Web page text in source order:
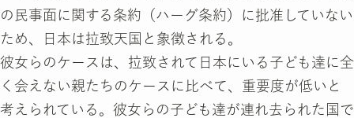
の民事面に関する条約（ハーグ条約）に批准していない
ため、日本は拉致天国と象徴される。
彼女らのケースは、拉致されて日本にいる子ども達に全
く会えない親たちのケースに比べて、重要度が低いと
考えられている。彼女らの子ども達が連れ去られた国で